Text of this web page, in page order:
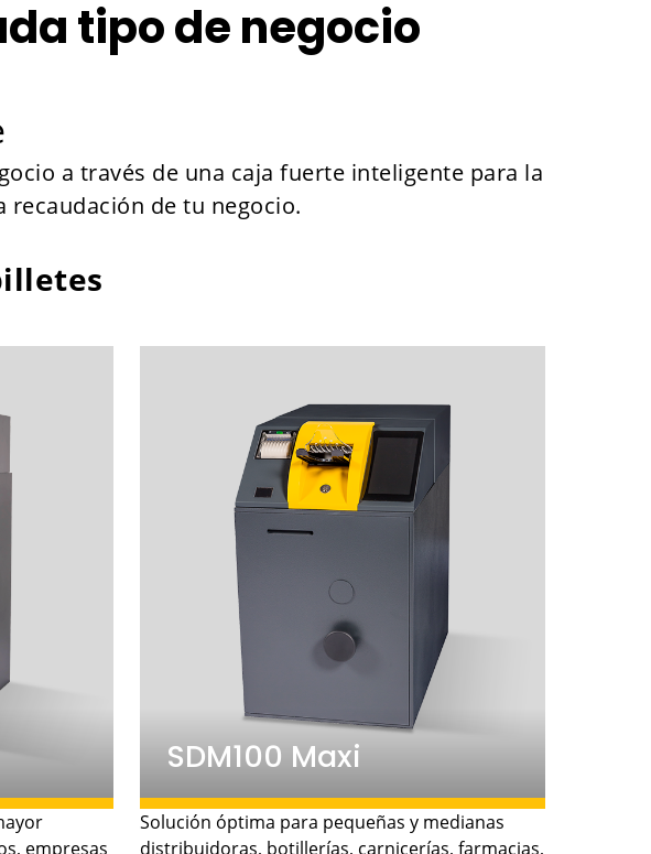
tipo de negocio
a través de una caja fuerte inteligente para la
de tu negocio.
empresas
SDM100 Maxi
• Capacidad:10.000 billetes.
Solución óptima para pequeñas y medianas
distribuidoras, botillerías, carnicerías, farmacias,